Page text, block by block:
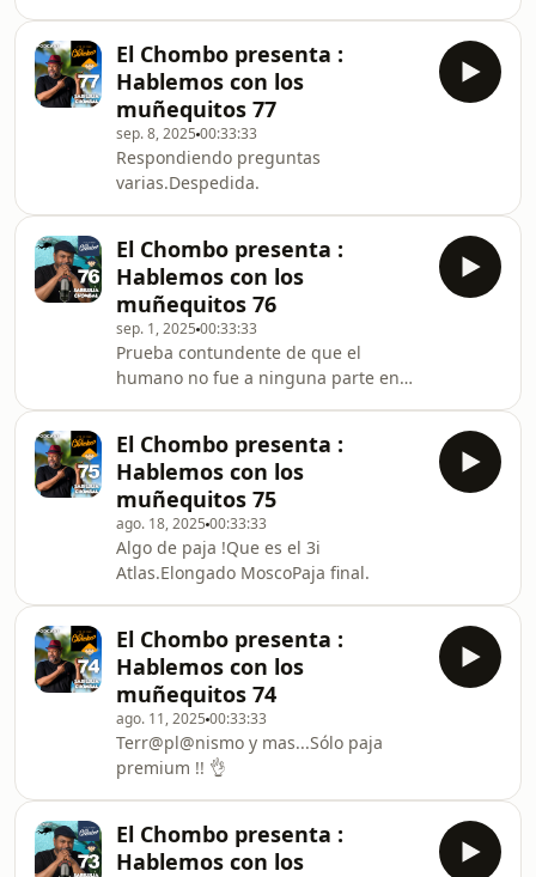
El Chombo presenta :
Hablemos con los
muñequitos 77
sep. 8, 2025 00:33:33
Respondiendo preguntas
varias.Despedida.
El Chombo presenta :
Hablemos con los
muñequitos 76
sep. 1, 2025 00:33:33
Prueba contundente de que el
humano no fue a ninguna parte en
El orden de la pirámide de control.
El Chombo presenta :
Hablemos con los
muñequitos 75
ago. 18, 2025 00:33:33
Algo de paja !Que es el 3i
Atlas.Elongado MoscoPaja final.
El Chombo presenta :
Hablemos con los
muñequitos 74
ago. 11, 2025 00:33:33
Terr@pl@nismo y mas...Sólo paja
premium !! 👌
El Chombo presenta :
Hablemos con los